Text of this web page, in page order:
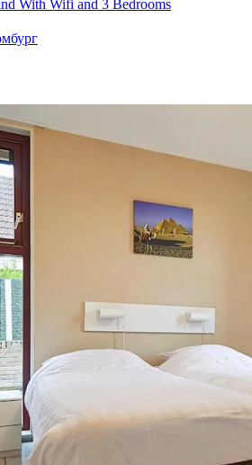
With Wifi and 3 Bedrooms